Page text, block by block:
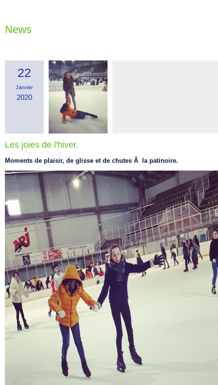
News
22
Janvier
2020
Les joies de l'hiver.
Moments de plaisir, de glisse et de chutes Ã la patinoire.